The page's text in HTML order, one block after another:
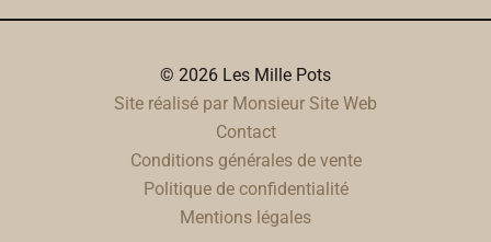
© 2026 Les Mille Pots
Site réalisé par Monsieur Site Web
Contact
Conditions générales de vente
Politique de confidentialité
Mentions légales